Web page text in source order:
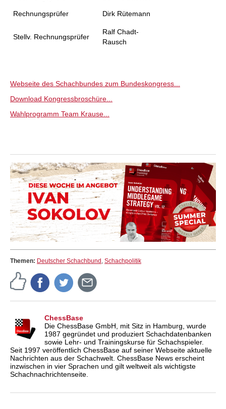
Rechnungsprüfer Dirk Rütemann
Stellv. Rechnungsprüfer
Ralf Chadt-
Rausch
Webseite des Schachbundes zum Bundeskongress...
Download Kongressbroschüre...
Wahlprogramm Team Krause...
Themen: Deutscher Schachbund , Schachpolitik
ChessBase
Die ChessBase GmbH, mit Sitz in Hamburg, wurde
1987 gegründet und produziert Schachdatenbanken
sowie Lehr- und Trainingskurse für Schachspieler.
Seit 1997 veröffentlich ChessBase auf seiner Webseite aktuelle
Nachrichten aus der Schachwelt. ChessBase News erscheint
inzwischen in vier Sprachen und gilt weltweit als wichtigste
Schachnachrichtenseite.